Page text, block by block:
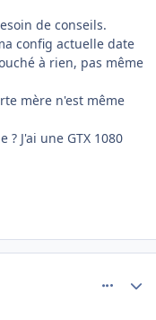
de conseils.
config actuelle date
à rien, pas même
mère n'est même
J'ai une GTX 1080